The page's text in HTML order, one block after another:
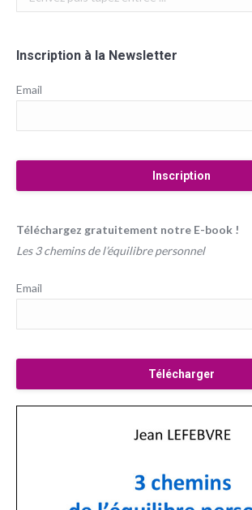
Inscription à la Newsletter
Email
Téléchargez gratuitement notre E-book !
Les 3 chemins de l’équilibre personnel
Email